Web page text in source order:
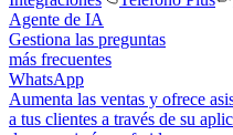
Agente de IA
Gestiona las preguntas
más frecuentes
WhatsApp
Aumenta las ventas y ofrece
a tus clientes a través de su